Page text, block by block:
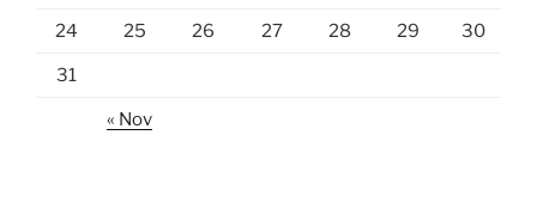
24 25 26 27 28 29 30
31
« Nov